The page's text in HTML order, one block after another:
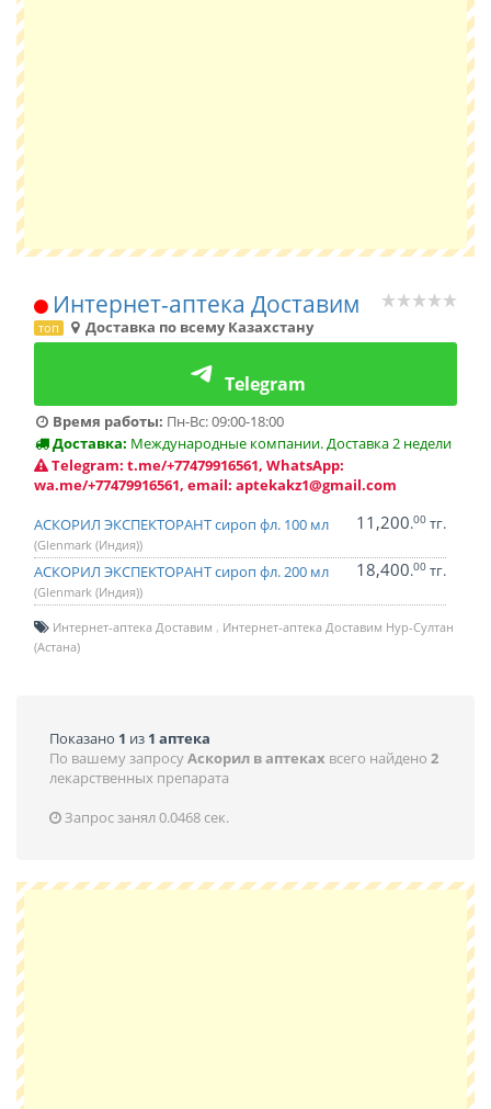
Интернет-аптека Доставим
топ Доставка по всему Казахстану
Telegram
Время работы: Пн-Вс: 09:00-18:00
Доставка: Международные компании. Доставка 2 недели
Telegram: t.me/+77479916561, WhatsApp:
wa.me/+77479916561, email: aptekakz1@gmail.com
АСКОРИЛ ЭКСПЕКТОРАНТ сироп фл. 100 мл
(Glenmark (Индия))
11,200.00 тг.
АСКОРИЛ ЭКСПЕКТОРАНТ сироп фл. 200 мл
(Glenmark (Индия))
18,400.00 тг.
Интернет-аптека Доставим
Интернет-аптека Доставим Нур-Султан
(Астана)
Показано 1 из 1 аптека
По вашему запросуАскорил в аптеках всего найдено 2
лекарственных препарата
Запрос занял 0.0468 сек.